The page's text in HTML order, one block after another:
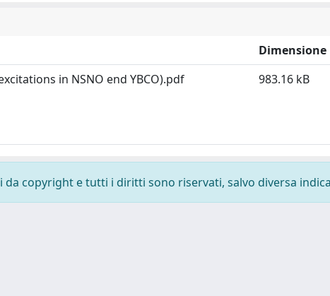
Dimensione
in NSNO end YBCO).pdf
983.16 kB
copyright e tutti i diritti sono riservati, salvo diversa